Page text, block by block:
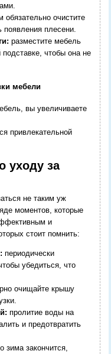
обязательно очистите
появления плесени.
разместите мебель
чтобы она не
мебели
вы увеличиваете
привлекательной
уходу за
не таким уж
моментов, которые
и
стоит помнить:
периодически
убедиться, что
очищайте крышу
пролитие воды на
и предотвратить
зима закончится,